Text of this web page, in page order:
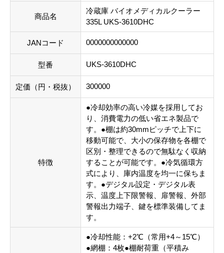
商品名
冷蔵庫 バイオメディカルクーラー
335L UKS-3610DHC
JANコード 0000000000000
型番 UKS-3610DHC
定価（円・税抜） 300000
特徴
●冷却効率の高い冷媒を採用してお
り、消費電力の低い省エネ製品で
す。●棚は約30mmピッチで上下に
移動可能で、大小の保存物を各棚で
区別・整理できるので無駄なく収納
することが可能です。●冷気循環方
式により、庫内温度を均一に保ちま
す。●デジタル設定・デジタル表
示、温度上下限警報、扉警報、外部
警報出力端子、鍵を標準装備してま
す。
●冷却性能：+2℃（常用+4～15℃）
●網棚：4枚●棚耐荷重（平積み